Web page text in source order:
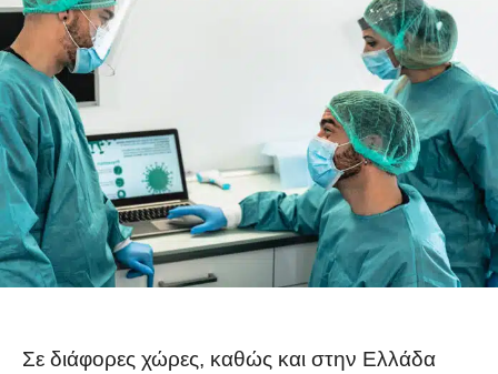
Σε διάφορες χώρες, καθώς και στην Ελλάδα